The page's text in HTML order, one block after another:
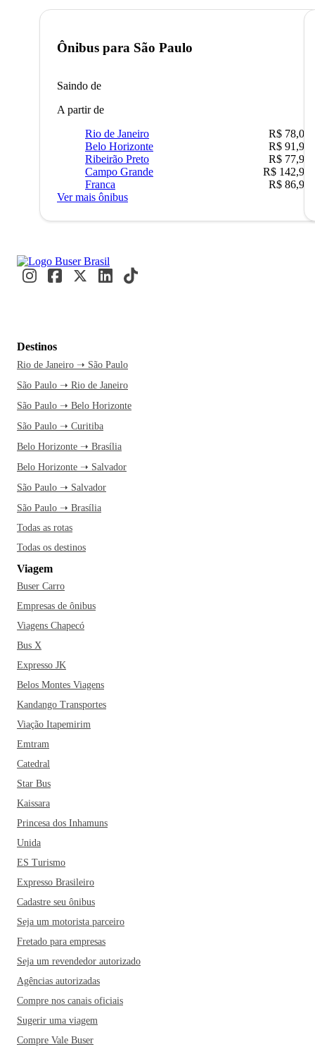
Ônibus para São Paulo
Saindo de
A partir de
Rio de Janeiro
R$ 78,02
Belo Horizonte
R$ 91,90
Ribeirão Preto
R$ 77,90
Campo Grande
R$ 142,90
Franca
R$ 86,90
Ver mais ônibus
Destinos
Rio de Janeiro ➝ São Paulo
São Paulo ➝ Rio de Janeiro
São Paulo ➝ Belo Horizonte
São Paulo ➝ Curitiba
Belo Horizonte ➝ Brasília
Belo Horizonte ➝ Salvador
São Paulo ➝ Salvador
São Paulo ➝ Brasília
Todas as rotas
Todas os destinos
Viagem
Buser Carro
Empresas de ônibus
Viagens Chapecó
Bus X
Expresso JK
Belos Montes Viagens
Kandango Transportes
Viação Itapemirim
Emtram
Catedral
Star Bus
Kaissara
Princesa dos Inhamuns
Unida
ES Turismo
Expresso Brasileiro
Cadastre seu ônibus
Seja um motorista parceiro
Fretado para empresas
Seja um revendedor autorizado
Agências autorizadas
Compre nos canais oficiais
Sugerir uma viagem
Compre Vale Buser